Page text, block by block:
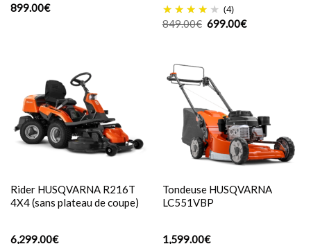
899.00€
(4)
849.00€ Le
prix
699.00€Le
prix
Rider HUSQVARNA R216T
4X4 (sans plateau de coupe)
6,299.00€
Tondeuse HUSQVARNA
LC551VBP
1,599.00€